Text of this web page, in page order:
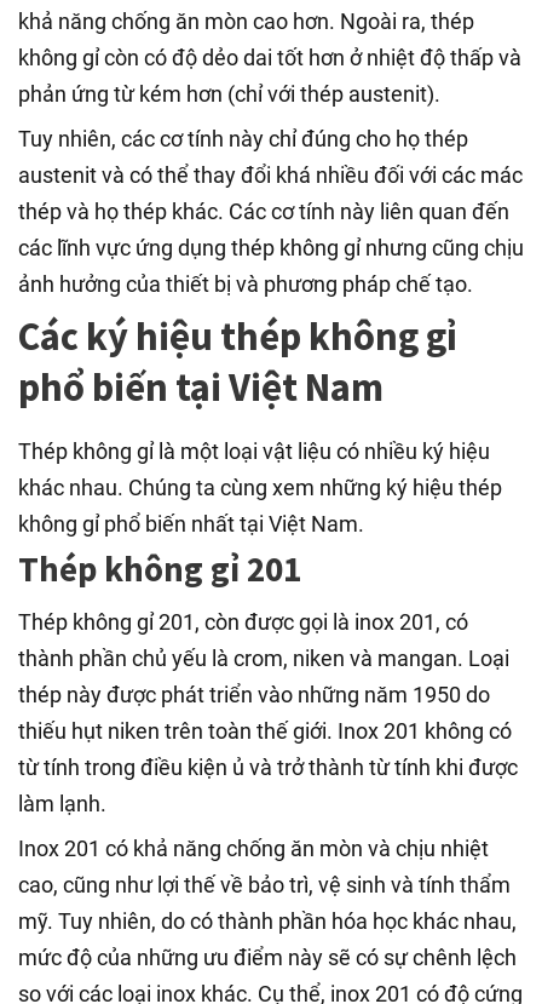
khả năng chống ăn mòn cao hơn. Ngoài ra, thép
không gỉ còn có độ dẻo dai tốt hơn ở nhiệt độ thấp và
phản ứng từ kém hơn (chỉ với thép austenit).
Tuy nhiên, các cơ tính này chỉ đúng cho họ thép
austenit và có thể thay đổi khá nhiều đối với các mác
thép và họ thép khác. Các cơ tính này liên quan đến
các lĩnh vực ứng dụng thép không gỉ nhưng cũng chịu
ảnh hưởng của thiết bị và phương pháp chế tạo.
Các ký hiệu thép không gỉ
phổ biến tại Việt Nam
Thép không gỉ là một loại vật liệu có nhiều ký hiệu
khác nhau. Chúng ta cùng xem những ký hiệu thép
không gỉ phổ biến nhất tại Việt Nam.
Thép không gỉ 201
Thép không gỉ 201, còn được gọi là inox 201, có
thành phần chủ yếu là crom, niken và mangan. Loại
thép này được phát triển vào những năm 1950 do
thiếu hụt niken trên toàn thế giới. Inox 201 không có
từ tính trong điều kiện ủ và trở thành từ tính khi được
làm lạnh.
Inox 201 có khả năng chống ăn mòn và chịu nhiệt
cao, cũng như lợi thế về bảo trì, vệ sinh và tính thẩm
mỹ. Tuy nhiên, do có thành phần hóa học khác nhau,
mức độ của những ưu điểm này sẽ có sự chênh lệch
so với các loại inox khác. Cụ thể, inox 201 có độ cứng